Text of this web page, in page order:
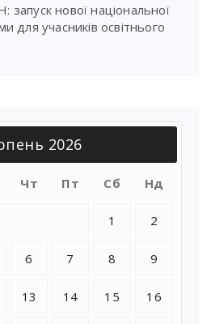
нової національної
для учасників освітнього
2026
Чт Пт Сб Нд
1 2
6 7 8 9
13 14 15 16